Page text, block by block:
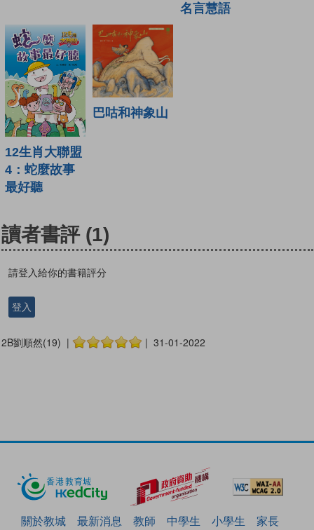
名言慧語
12生肖大聯盟
4：蛇麼故事
最好聽
巴咕和神象山
讀者書評 (1)
請登入給你的書籍評分
登入
2B劉順然(19) | | 31-01-2022
關於教城 最新消息 教師 中學生 小學生
家長